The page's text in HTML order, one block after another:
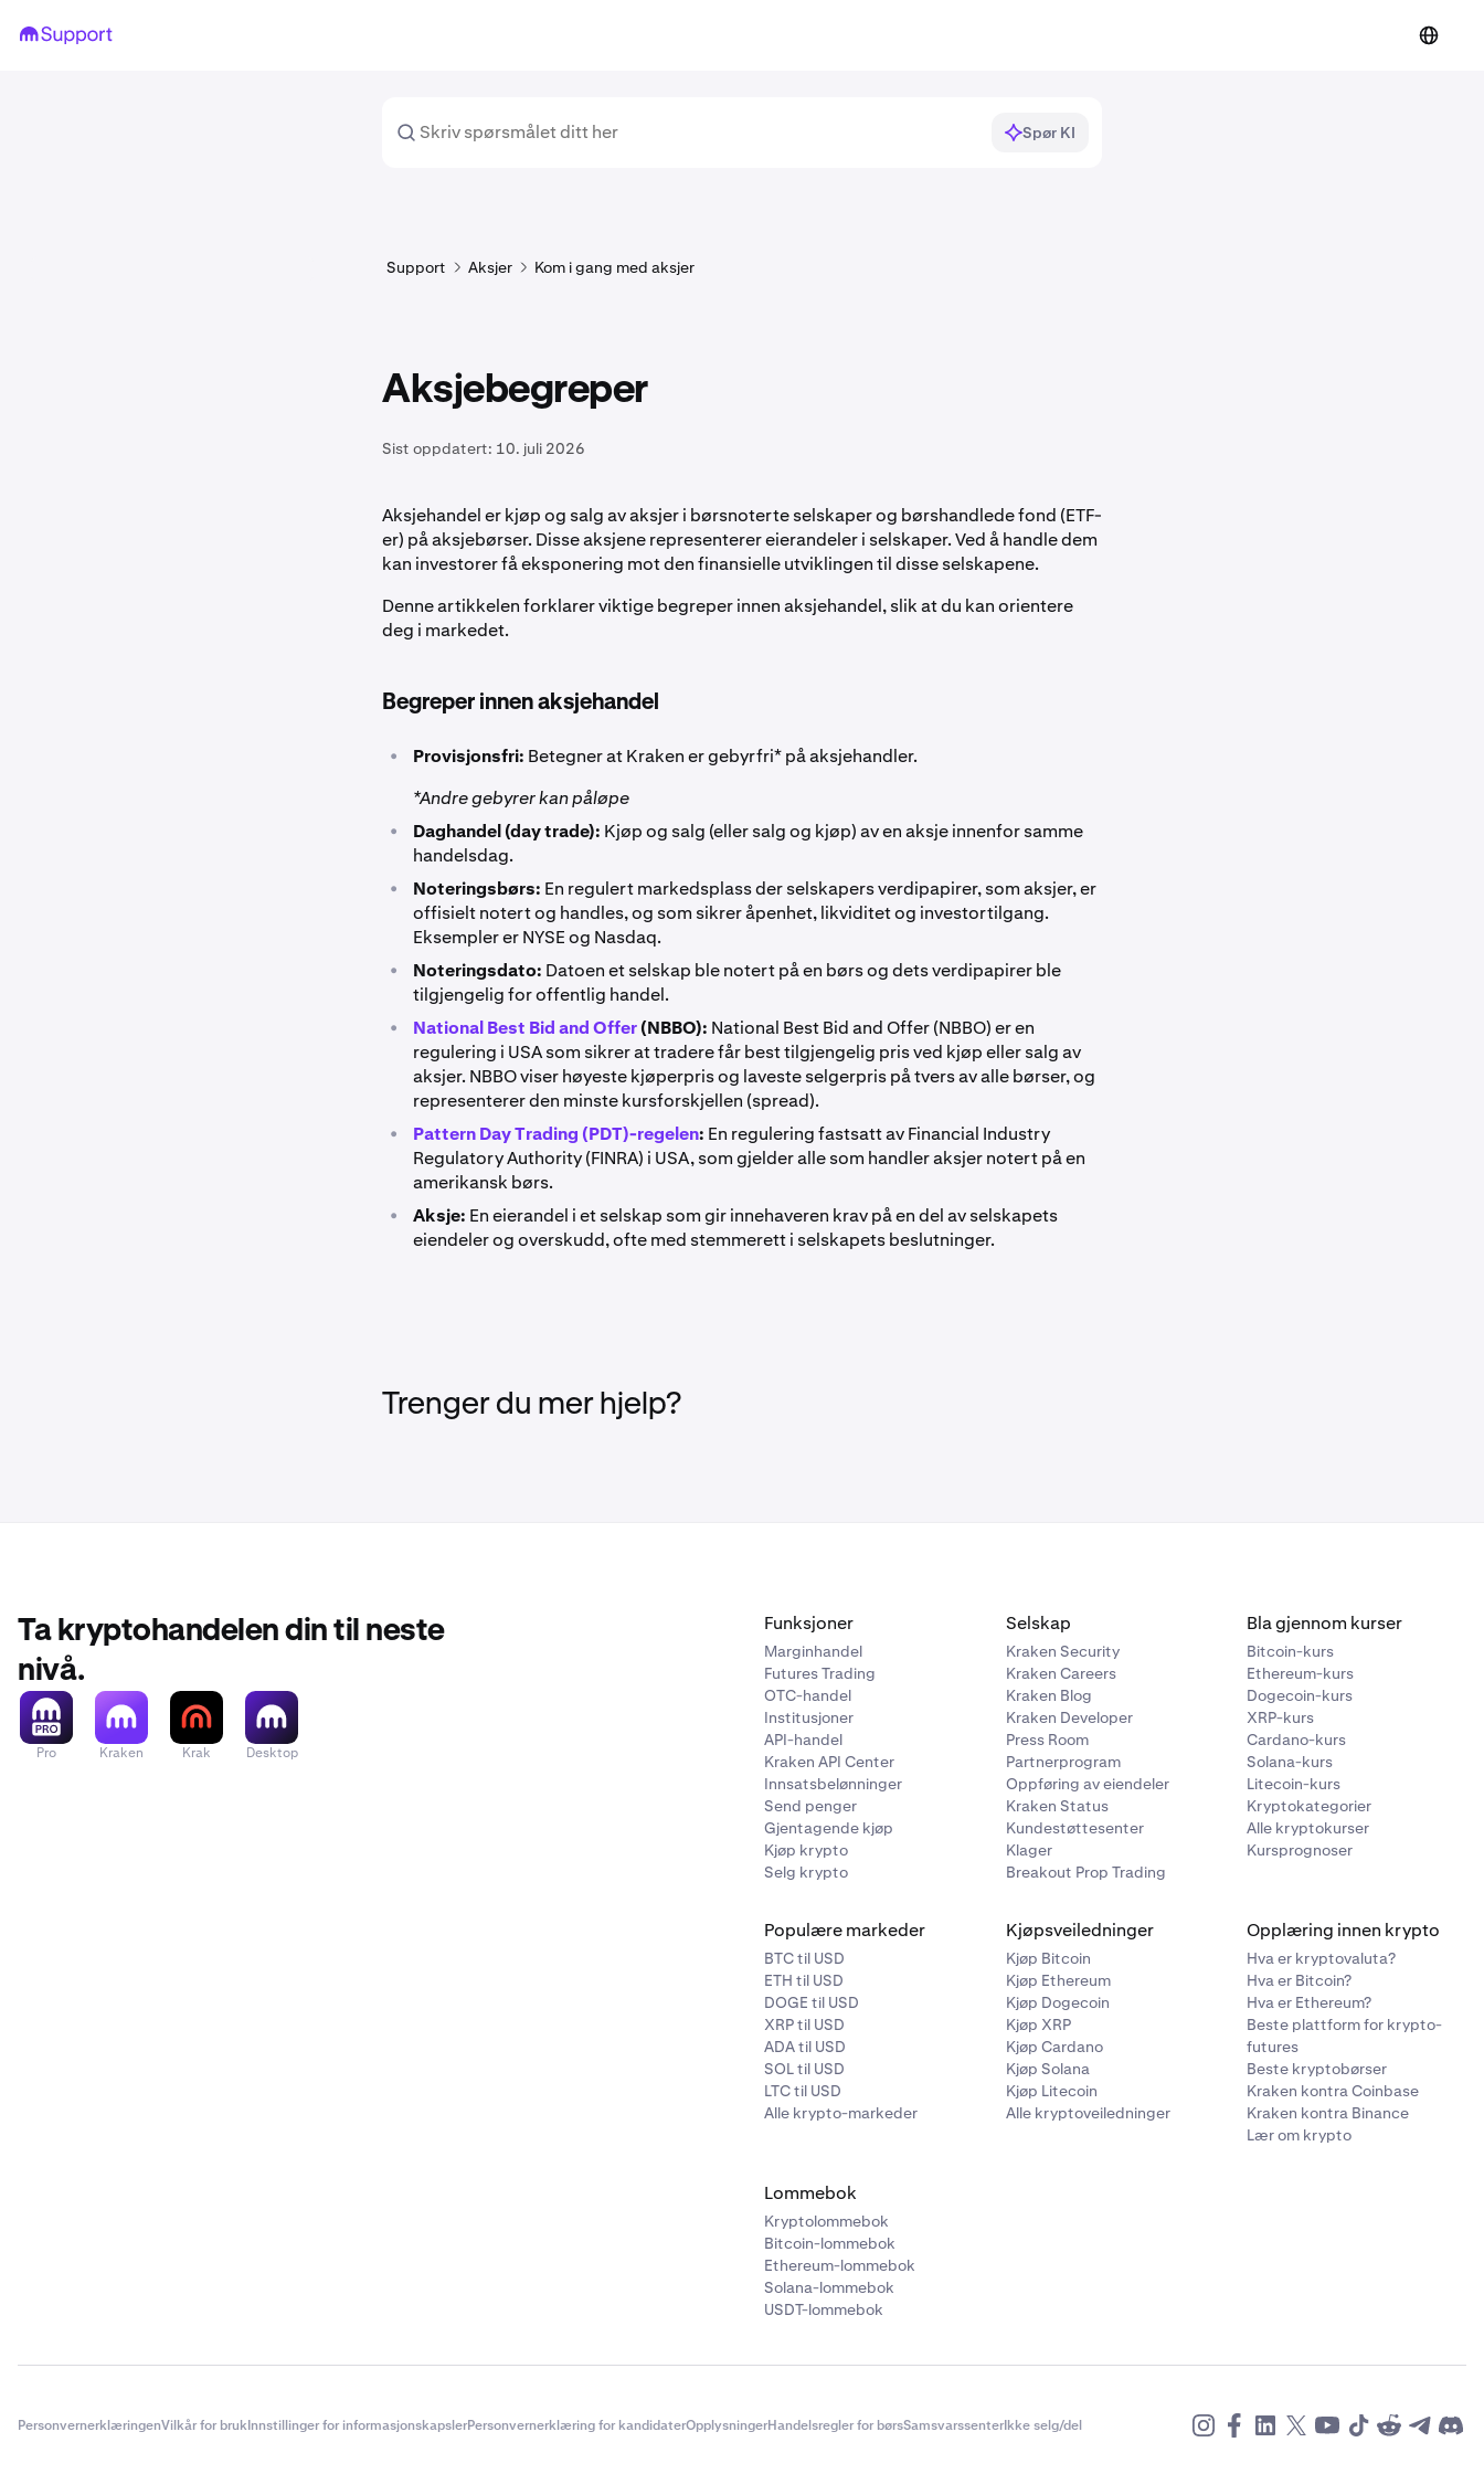
Spør KI
Support Aksjer Kom i gang med aksjer
Aksjebegreper
Sist oppdatert: 10. juli 2026
Aksjehandel er kjøp og salg av aksjer i børsnoterte selskaper og børshandlede fond (ETF-
er) på aksjebørser. Disse aksjene representerer eierandeler i selskaper. Ved å handle dem
kan investorer få eksponering mot den finansielle utviklingen til disse selskapene.
Denne artikkelen forklarer viktige begreper innen aksjehandel, slik at du kan orientere
deg i markedet.
Begreper innen aksjehandel
• Provisjonsfri: Betegner at Kraken er gebyrfri* på aksjehandler.
*Andre gebyrer kan påløpe
• Daghandel (day trade): Kjøp og salg (eller salg og kjøp) av en aksje innenfor samme
handelsdag.
• Noteringsbørs: En regulert markedsplass der selskapers verdipapirer, som aksjer, er
offisielt notert og handles, og som sikrer åpenhet, likviditet og investortilgang.
Eksempler er NYSE og Nasdaq.
• Noteringsdato: Datoen et selskap ble notert på en børs og dets verdipapirer ble
tilgjengelig for offentlig handel.
• National Best Bid and Offer(NBBO): National Best Bid and Offer (NBBO) er en
regulering i USA som sikrer at tradere får best tilgjengelig pris ved kjøp eller salg av
aksjer. NBBO viser høyeste kjøperpris og laveste selgerpris på tvers av alle børser, og
representerer den minste kursforskjellen (spread).
• Pattern Day Trading (PDT)-regelen: En regulering fastsatt av Financial Industry
Regulatory Authority (FINRA) i USA, som gjelder alle som handler aksjer notert på en
amerikansk børs.
• Aksje: En eierandel i et selskap som gir innehaveren krav på en del av selskapets
eiendeler og overskudd, ofte med stemmerett i selskapets beslutninger.
Trenger du mer hjelp?
Ta kryptohandelen din til neste
nivå.
Pro Kraken Krak Desktop
Funksjoner
Marginhandel
Futures Trading
OTC-handel
Institusjoner
API-handel
Kraken API Center
Innsatsbelønninger
Send penger
Gjentagende kjøp
Kjøp krypto
Selg krypto
Selskap
Kraken Security
Kraken Careers
Kraken Blog
Kraken Developer
Press Room
Partnerprogram
Oppføring av eiendeler
Kraken Status
Kundestøttesenter
Klager
Breakout Prop Trading
Bla gjennom kurser
Bitcoin-kurs
Ethereum-kurs
Dogecoin-kurs
XRP-kurs
Cardano-kurs
Solana-kurs
Litecoin-kurs
Kryptokategorier
Alle kryptokurser
Kursprognoser
Populære markeder
BTC til USD
ETH til USD
DOGE til USD
XRP til USD
ADA til USD
SOL til USD
LTC til USD
Alle krypto-markeder
Kjøpsveiledninger
Kjøp Bitcoin
Kjøp Ethereum
Kjøp Dogecoin
Kjøp XRP
Kjøp Cardano
Kjøp Solana
Kjøp Litecoin
Alle kryptoveiledninger
Opplæring innen krypto
Hva er kryptovaluta?
Hva er Bitcoin?
Hva er Ethereum?
Beste plattform for krypto-
futures
Beste kryptobørser
Kraken kontra Coinbase
Kraken kontra Binance
Lær om krypto
Lommebok
Kryptolommebok
Bitcoin-lommebok
Ethereum-lommebok
Solana-lommebok
USDT-lommebok
PersonvernerklæringenVilkår for brukInnstillinger for informasjonskapslerPersonvernerklæring for kandidaterOpplysningerHandelsregler for børsSamsvarssenterIkke selg/del